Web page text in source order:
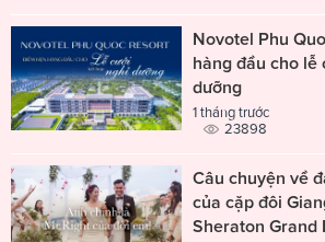
Novotel Phu
hàng đầu cho lễ
dưỡng
1 tháng trước
23898
Câu chuyện về
của cặp đôi
Sheraton Grand